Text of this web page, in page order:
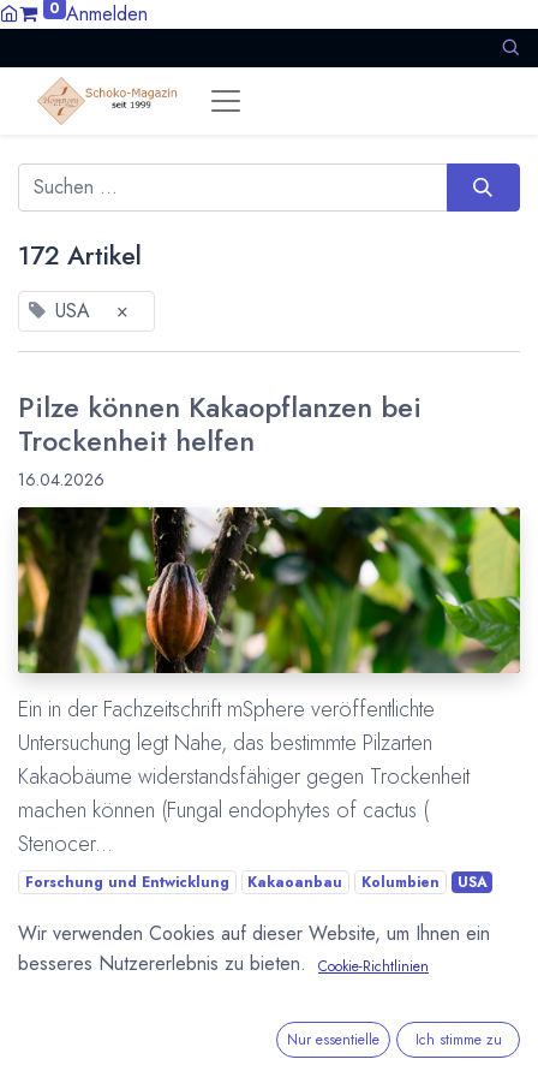
0 Anmelden
172 Artikel
USA ×
Pilze können Kakaopflanzen bei
Trockenheit helfen
16.04.2026
Ein in der Fachzeitschrift mSphere veröffentlichte
Untersuchung legt Nahe, das bestimmte Pilzarten
Kakaobäume widerstandsfähiger gegen Trockenheit
machen können (Fungal endophytes of cactus (
Stenocer...
Forschung und Entwicklung Kakaoanbau Kolumbien USA
Mehr lesen
Wir verwenden Cookies auf dieser Website, um Ihnen ein
besseres Nutzererlebnis zu bieten.
Cookie-Richtlinien
Nur essentielle Ich stimme zu